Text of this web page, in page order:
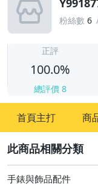
粉絲數 6
正評
100.0%
總評價 8
首頁主打 商
古董、藝術與礦石
居家、家具與園藝
手錶與飾品配件